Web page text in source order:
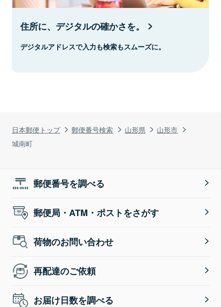
日本郵便トップ 郵便番号検索 山形県
山形市
城南町
住所に、デジタルの確かさを。
デジタルアドレスで入力も検索もスムーズに。
郵便番号を調べる
郵便局・ATM・ポストをさがす
荷物のお問い合わせ
再配達のご依頼
お届け日数を調べる